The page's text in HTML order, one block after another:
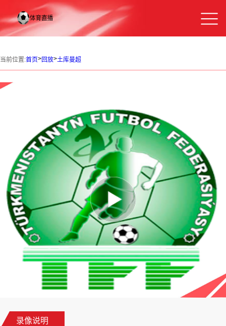
当前位置:首页>回放>土库曼超
录像说明